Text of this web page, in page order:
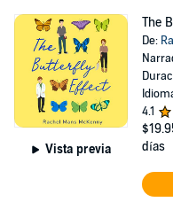
Vista previa
The
De:
4.1
días